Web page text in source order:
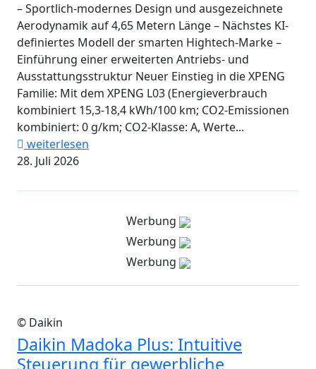
– Sportlich-modernes Design und ausgezeichnete
Aerodynamik auf 4,65 Metern Länge – Nächstes KI-
definiertes Modell der smarten Hightech-Marke –
Einführung einer erweiterten Antriebs- und
Ausstattungsstruktur Neuer Einstieg in die XPENG
Familie: Mit dem XPENG L03 (Energieverbrauch
kombiniert 15,3-18,4 kWh/100 km; CO2-Emissionen
kombiniert: 0 g/km; CO2-Klasse: A, Werte...
weiterlesen
28. Juli 2026
Werbung
Werbung
Werbung
© Daikin
Daikin Madoka Plus: Intuitive
Steuerung für gewerbliche